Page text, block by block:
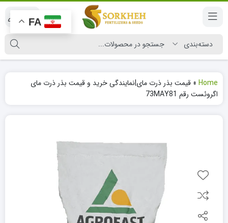
Home
» قیمت بذر ذرت مای|نمایندگی خرید و قیمت بذر ذرت مای
اگروئست رقم 73MAY81
FA